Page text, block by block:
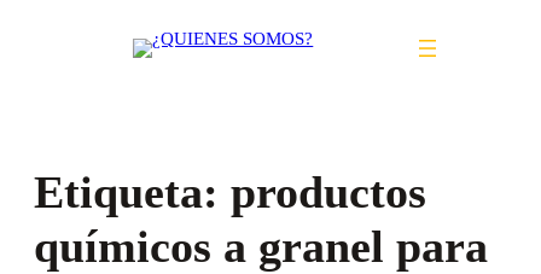
Etiqueta: productos
químicos a granel para